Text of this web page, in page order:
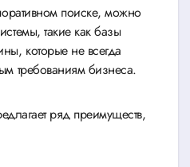
поиске, можно
такие как базы
которые не всегда
требованиям бизнеса.
ряд преимуществ,